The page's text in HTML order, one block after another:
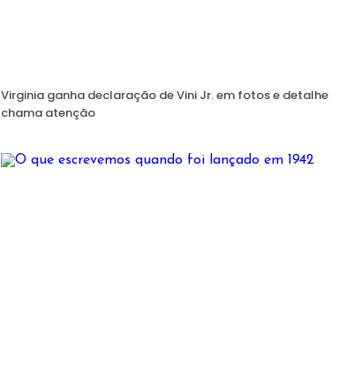
Virginia ganha declaração de Vini Jr. em fotos e detalhe
chama atenção